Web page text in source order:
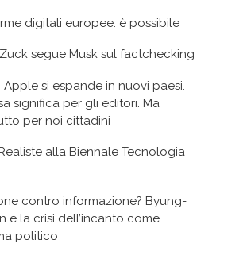
digitali europee: è possibile
segue Musk sul factchecking
Apple si espande in nuovi paesi.
significa per gli editori. Ma
per noi cittadini
alla Biennale Tecnologia
contro informazione? Byung-
e la crisi dell’incanto come
politico